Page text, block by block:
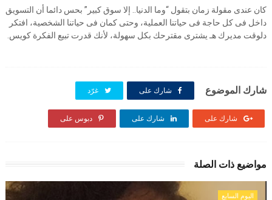
كان عندى مقولة زمان بتقول “وما الدنيا.. إلا سوق كبير” بحس دائما أن التسويق
داخل فى كل حاجة فى حياتنا العملية، وحتى كمان فى حياتنا الشخصية، افتكر
دلوقت مديرك هـ يشترى مقترحك بكل سهولة، لأنك قدرت تبيع الفكرة كويس.
شارك الموضوع شارك على غرّد
شارك على شارك على دبوس على
مواضيع ذات الصلة
اليوم السابع